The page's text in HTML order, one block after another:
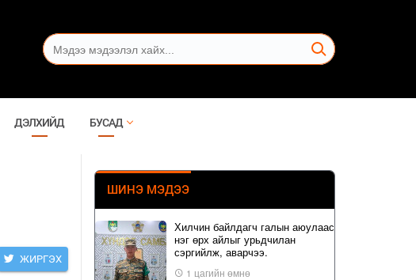
ДЭЛХИЙД БУСАД
ЖИРГЭХ
ШИНЭ МЭДЭЭ
Хилчин байлдагч галын аюулаас
нэг өрх айлыг урьдчилан
сэргийлж, аварчээ.
1 цагийн өмнө